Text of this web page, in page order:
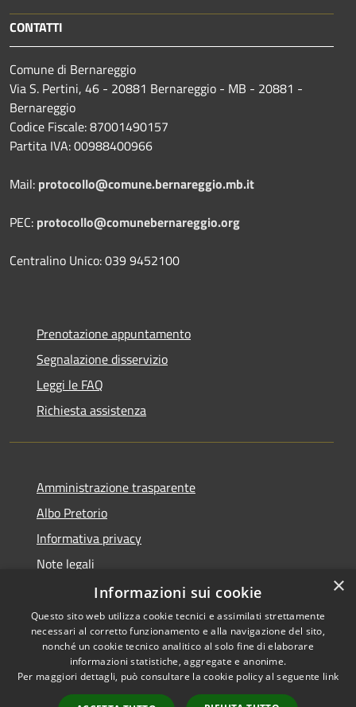
CONTATTI
Comune di Bernareggio
Via S. Pertini, 46 - 20881 Bernareggio - MB - 20881 -
Bernareggio
Codice Fiscale: 87001490157
Partita IVA: 00988400966
Mail: protocollo@comune.bernareggio.mb.it
PEC: protocollo@comunebernareggio.org
Centralino Unico: 039 9452100
Prenotazione appuntamento
Segnalazione disservizio
Leggi le FAQ
Richiesta assistenza
Amministrazione trasparente
Albo Pretorio
Informativa privacy
Note legali
Dichiarazione di accessibilità
RSS
Accessibilità
Copyright © 2026 • Comune di
×
Informazioni sui cookie
Questo sito web utilizza cookie tecnici e assimilati strettamente
necessari al corretto funzionamento e alla navigazione del sito,
nonché un cookie tecnico analitico al solo fine di elaborare
informazioni statistiche, aggregate e anonime.
Per maggiori dettagli, può consultare la cookie policy al seguente link